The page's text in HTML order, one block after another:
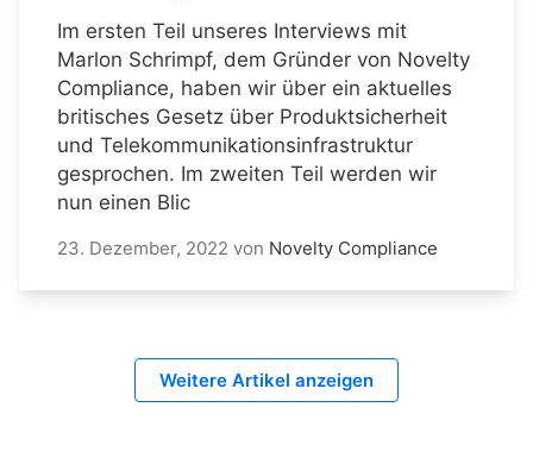
Im ersten Teil unseres Interviews mit
Marlon Schrimpf, dem Gründer von Novelty
Compliance, haben wir über ein aktuelles
britisches Gesetz über Produktsicherheit
und Telekommunikationsinfrastruktur
gesprochen. Im zweiten Teil werden wir
nun einen Blic
23. Dezember, 2022 von Novelty Compliance
Weitere Artikel anzeigen